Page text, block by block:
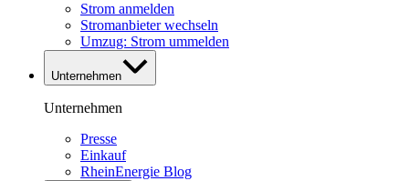
Strom anmelden
Stromanbieter wechseln
Umzug: Strom ummelden
Unternehmen
Unternehmen
Presse
Einkauf
RheinEnergie Blog